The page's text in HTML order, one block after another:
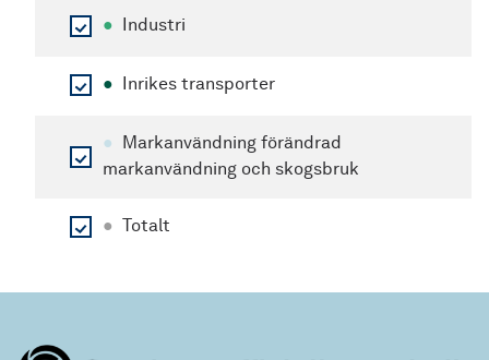
● Industri
● Inrikes transporter
●
Markanvändning förändrad
markanvändning och skogsbruk
● Totalt